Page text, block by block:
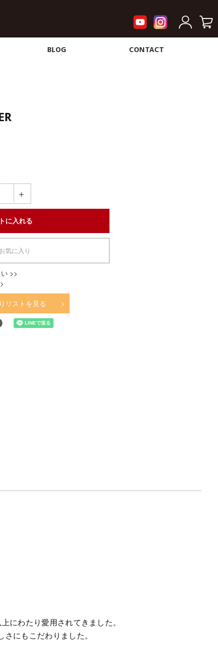
BLOG CONTACT
＋
気に入り
>>
リストを見る
にわたり愛用されてきました。
にもこだわりました。